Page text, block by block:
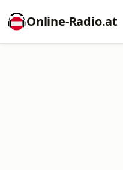
Online‑Radio.at